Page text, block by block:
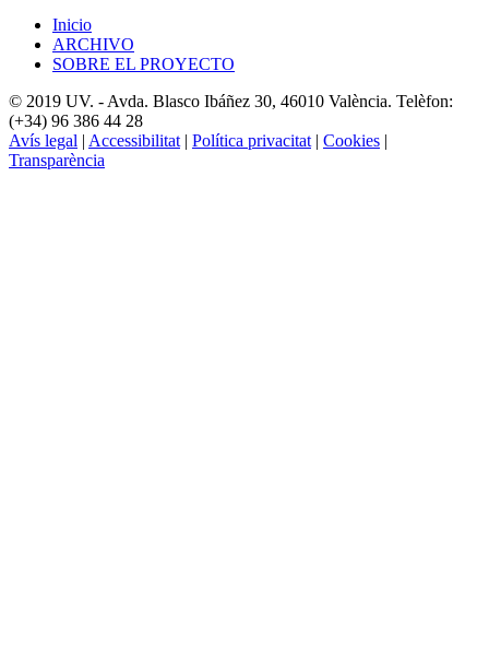
Inicio
ARCHIVO
SOBRE EL PROYECTO
© 2019 UV. - Avda. Blasco Ibáñez 30, 46010 València. Telèfon:
(+34) 96 386 44 28
Avís legal | Accessibilitat | Política privacitat | Cookies |
Transparència